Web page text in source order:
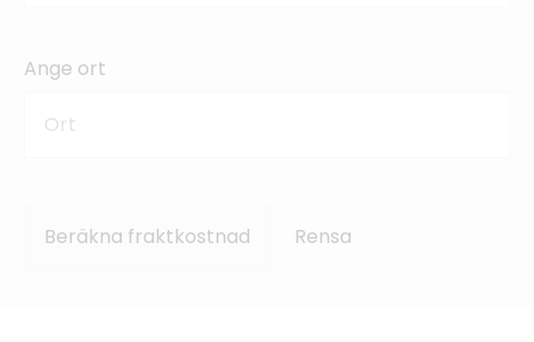
Ange ort
Beräkna fraktkostnad Rensa